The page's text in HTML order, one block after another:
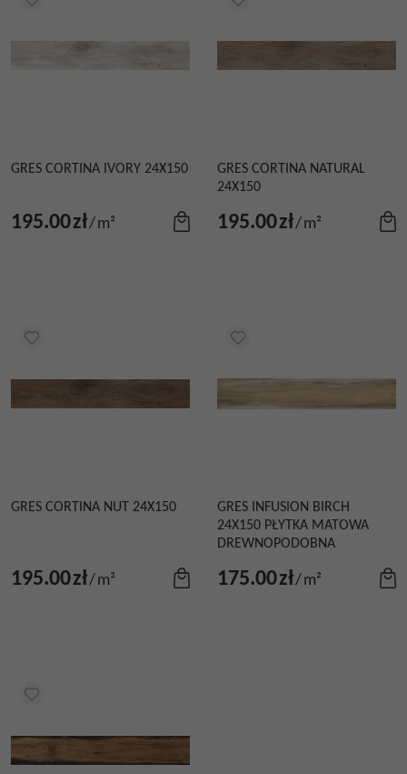
GRES CORTINA IVORY 24X150
195.00zł/m²
GRES CORTINA NATURAL
24X150
195.00zł/m²
GRES CORTINA NUT 24X150
195.00zł/m²
GRES INFUSION BIRCH
24X150 PŁYTKA MATOWA
DREWNOPODOBNA
175.00zł/m²